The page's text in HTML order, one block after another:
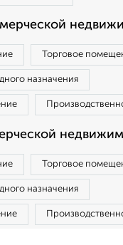
Торговое
назначения
Торговое
назначения